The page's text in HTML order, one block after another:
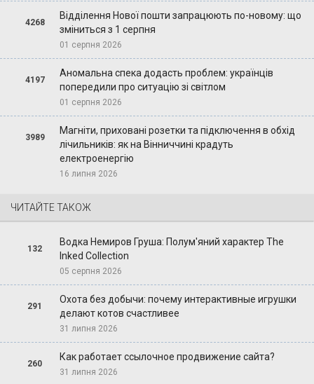
4268
Відділення Нової пошти запрацюють по-новому: що
зміниться з 1 серпня
01 серпня 2026
4197
Аномальна спека додасть проблем: українців
попередили про ситуацію зі світлом
01 серпня 2026
3989
Магніти, приховані розетки та підключення в обхід
лічильників: як на Вінниччині крадуть
електроенергію
16 липня 2026
ЧИТАЙТЕ ТАКОЖ
132
Водка Немиров Груша: Полум'яний характер The
Inked Collection
05 серпня 2026
291
Охота без добычи: почему интерактивные игрушки
делают котов счастливее
31 липня 2026
260
Как работает ссылочное продвижение сайта?
31 липня 2026